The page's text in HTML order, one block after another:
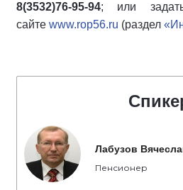
8(3532)76-95-94; или
сайте www.rop56.ru (раздел
Лабузов
Пенсионер